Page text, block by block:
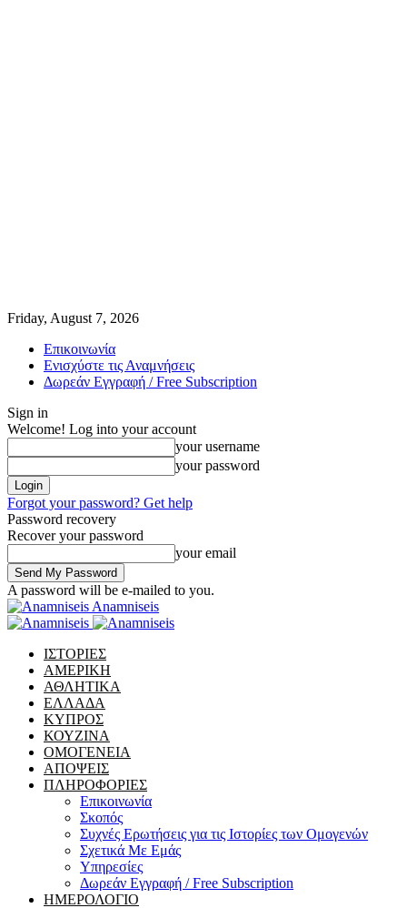
Friday, August 7, 2026
Επικοινωνία
Ενισχύστε τις Αναμνήσεις
Δωρεάν Εγγραφή / Free Subscription
Sign in
Welcome! Log into your account
your username
your password
Forgot your password? Get help
Password recovery
Recover your password
your email
A password will be e-mailed to you.
Anamniseis
ΙΣΤΟΡΙΕΣ
ΑΜΕΡΙΚΗ
ΑΘΛΗΤΙΚΑ
ΕΛΛΑΔΑ
ΚΥΠΡΟΣ
ΚΟΥΖΙΝΑ
ΟΜΟΓΕΝΕΙΑ
ΑΠΟΨΕΙΣ
ΠΛΗΡΟΦΟΡΙΕΣ
Επικοινωνία
Σκοπός
Συχνές Ερωτήσεις για τις Ιστορίες των Ομογενών
Σχετικά Με Εμάς
Υπηρεσίες
Δωρεάν Εγγραφή / Free Subscription
ΗΜΕΡΟΛΟΓΙΟ